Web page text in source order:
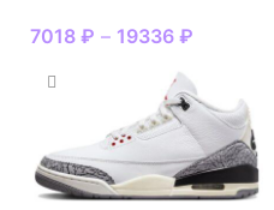
7018 ₽ – 19336 ₽